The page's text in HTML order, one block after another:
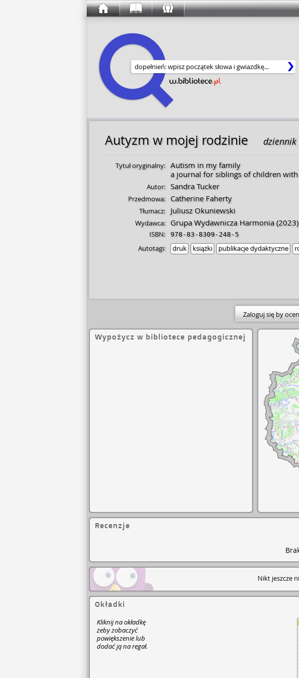
Wyszukaj w serwisie
Autyzm w mojej rodzinie dziennik
Tytuł oryginalny: Autism in my family
a journal for siblings of children with
Autor: Sandra Tucker
Przedmowa: Catherine Faherty
Tłumacz: Juliusz Okuniewski
Wydawca: Grupa Wydawnicza Harmonia(2023)
ISBN: 978-83-8309-248-5
Autotagi: druk książki publikacje dydaktyczne
Zaloguj się by
Wypożycz w bibliotece pedagogicznej
Recenzje
Nikt jeszcze
Okładki
Kliknij na okładkę
żeby zobaczyć
powiększenie lub
dodać ją na regał.